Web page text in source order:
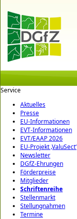
Service
Aktuelles
Presse
EU-Informationen
EVT-Informationen
EVT/EAAP 2026
EU-Projekt ‚ValuSect‘
Newsletter
DGfZ-Ehrungen
Förderpreise
Mitglieder
Schriftenreihe
Stellenmarkt
Stellungnahmen
Termine